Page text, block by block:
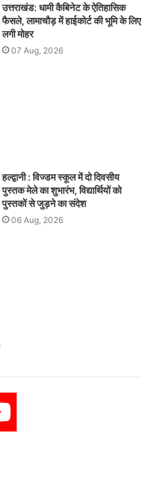
उत्तराखंड: धामी कैबिनेट के ऐतिहासिक
फैसले, लामाचौड़ में हाईकोर्ट की भूमि के लिए
लगी मोहर
07 Aug, 2026
हल्द्वानी : विज्डम स्कूल में दो दिवसीय
पुस्तक मेले का शुभारंभ, विद्यार्थियों को
पुस्तकों से जुड़ने का संदेश
06 Aug, 2026